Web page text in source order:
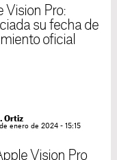
Vision Pro:
su fecha de
oficial
Ortiz
enero de 2024 - 15:15
Vision Pro